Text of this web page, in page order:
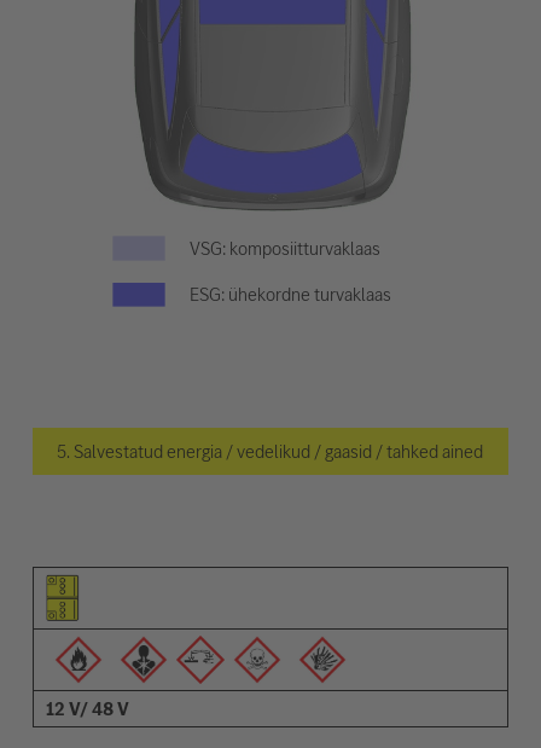
VSG: komposiitturvaklaas
ESG: ühekordne turvaklaas
5. Salvestatud energia / vedelikud / gaasid / tahked ained
Osa pilt
Hoiatuste pilt
Kirjeldus
12 V/ 48 V